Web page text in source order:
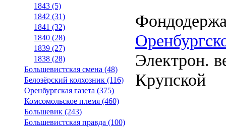
1843 (5)
1842 (31)
1841 (32)
1840 (28)
1839 (27)
1838 (28)
Большевистская смена (48)
Белозёрский колхозник (116)
Оренбургская газета (375)
Комсомольское племя (460)
Большевик (243)
Большевистская правда (100)
Электрон.
Крупской